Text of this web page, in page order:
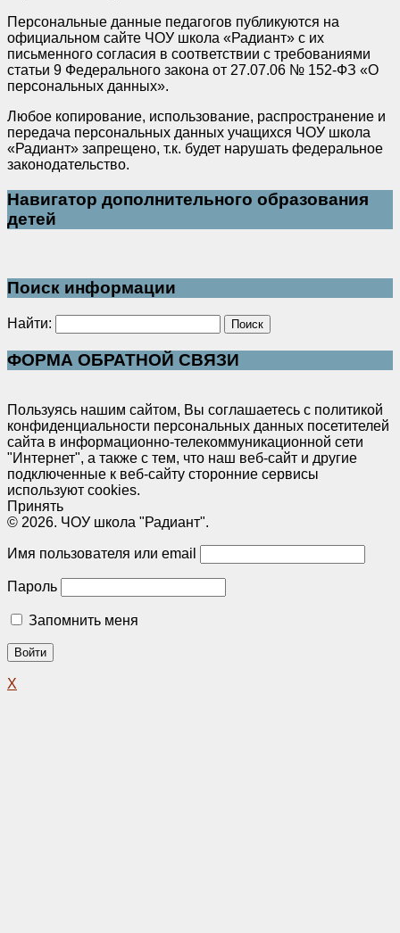
Персональные данные педагогов публикуются на
официальном сайте ЧОУ школа «Радиант» с их
письменного согласия в соответствии с требованиями
статьи 9 Федерального закона от 27.07.06 № 152-ФЗ «О
персональных данных».
Любое копирование, использование, распространение и
передача персональных данных учащихся ЧОУ школа
«Радиант» запрещено, т.к. будет нарушать федеральное
законодательство.
Навигатор дополнительного образования
детей
Поиск информации
Найти:
ФОРМА ОБРАТНОЙ СВЯЗИ
Пользуясь нашим сайтом, Вы соглашаетесь с политикой
конфиденциальности персональных данных посетителей
сайта в информационно-телекоммуникационной сети
"Интернет", а также с тем, что наш веб-сайт и другие
подключенные к веб-сайту сторонние сервисы
используют cookies.
Принять
© 2026. ЧОУ школа "Радиант".
Имя пользователя или email
Пароль
Запомнить меня
X